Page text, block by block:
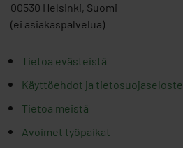
00530 Helsinki, Suomi
(ei asiakaspalvelua)
Tietoa evästeistä
Käyttöehdot ja tietosuojaseloste
Tietoa meistä
Avoimet työpaikat